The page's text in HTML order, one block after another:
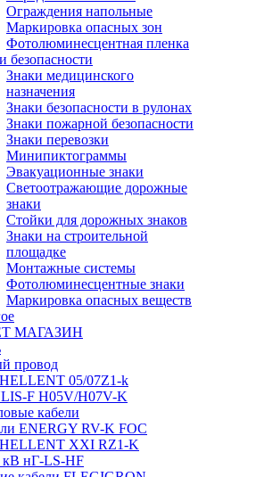
Ограждения напольные
Маркировка опасных зон
Фотолюминесцентная пленка
безопасности
Знаки медицинского
назначения
Знаки безопасности в рулонах
Знаки пожарной безопасности
Знаки перевозки
Минипиктограммы
Эвакуационные знаки
Светоотражающие дорожные
знаки
Стойки для дорожных знаков
Знаки на строительной
площадке
Монтажные системы
Фотолюминесцентные знаки
Маркировка опасных веществ
МАГАЗИН
провод
05/07Z1-k
F Н05V/H07V-K
кабели
ENERGY RV-K FOC
XXI RZ1-K
кВ нГ-LS-HF